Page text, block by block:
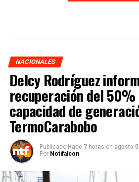
NACIONALES
Delcy Rodríguez
recuperación del 50%
capacidad de
TermoCarabobo
Publicado Hace 7 horas on agosto
Por Notifalcon